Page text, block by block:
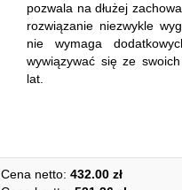
pozwala na dłużej
rozwiązanie niezwykle
nie wymaga
wywiązywać się ze
lat.
Cena netto: 432.00 zł